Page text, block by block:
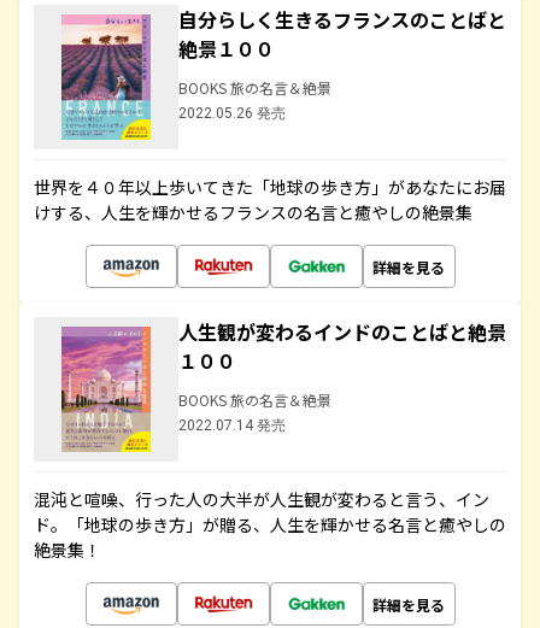
自分らしく生きるフランスのことばと
絶景１００
BOOKS 旅の名言＆絶景
2022.05.26 発売
世界を４０年以上歩いてきた「地球の歩き方」があなたにお届
けする、人生を輝かせるフランスの名言と癒やしの絶景集
詳細を見る
人生観が変わるインドのことばと絶景
１００
BOOKS 旅の名言＆絶景
2022.07.14 発売
混沌と喧噪、行った人の大半が人生観が変わると言う、イン
ド。「地球の歩き方」が贈る、人生を輝かせる名言と癒やしの
絶景集！
詳細を見る